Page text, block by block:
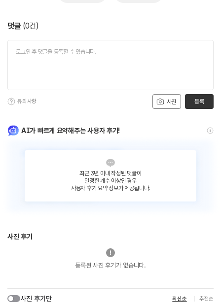
댓글 (0건)
사진
유의사항 등록
AI가 빠르게 요약해주는 사용자 후기!
최근 3년 이내 작성된 댓글이
일정한 개수 이상인 경우
사용자 후기 요약 정보가 제공됩니다.
사진 후기
등록된 사진 후기가 없습니다.
사진 후기만 최신순 추천순